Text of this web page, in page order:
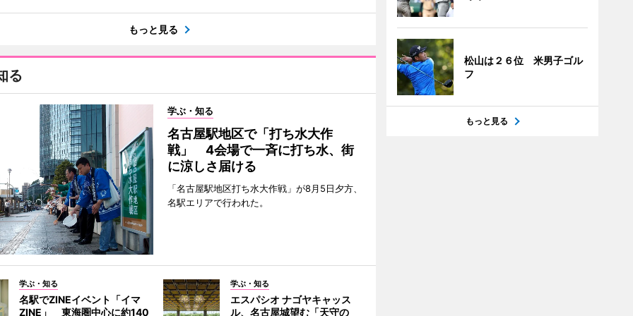
もっと見る
る
学ぶ・知る
名古屋駅地区で「打ち水大作
戦」 4会場で一斉に打ち水、街
に涼しさ届ける
「名古屋駅地区打ち水大作戦」が8月5日夕方、
名駅エリアで行われた。
学ぶ・知る
名駅でZINEイベント「イマ
ZINE」 東海圏中心に約140
学ぶ・知る
エスパシオ ナゴヤキャッス
ル、名古屋城望む「天守の
松山は２６位 米男子ゴル
フ
もっと見る